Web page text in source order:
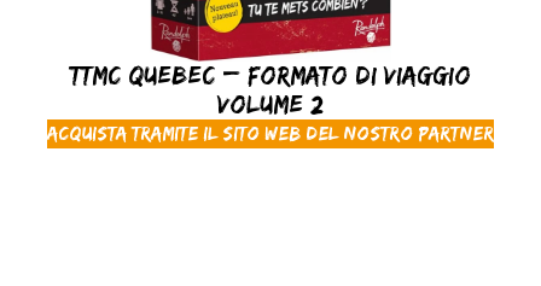
TTMC Quebec – Formato di viaggio
Volume 2
Acquista tramite il sito web del nostro partner